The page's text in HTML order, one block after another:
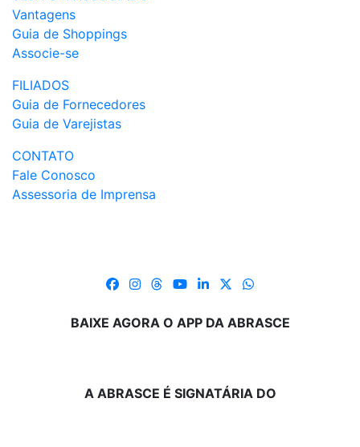
Vantagens
Guia de Shoppings
Associe-se
FILIADOS
Guia de Fornecedores
Guia de Varejistas
CONTATO
Fale Conosco
Assessoria de Imprensa
BAIXE AGORA O APP DA ABRASCE
A ABRASCE É SIGNATÁRIA DO